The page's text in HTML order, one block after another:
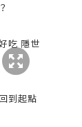
到起點